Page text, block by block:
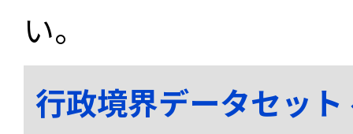
い。
行政境界データセッ